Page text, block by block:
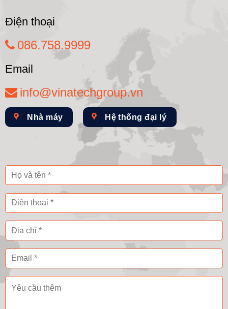
Điện thoại
086.758.9999
Email
info@vinatechgroup.vn
Nhà máy Hệ thống đại lý